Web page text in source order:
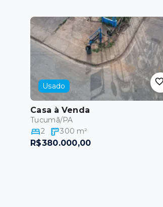
Usado
Casa à Venda
Tucumã/PA
2
300 m²
R$380.000,00